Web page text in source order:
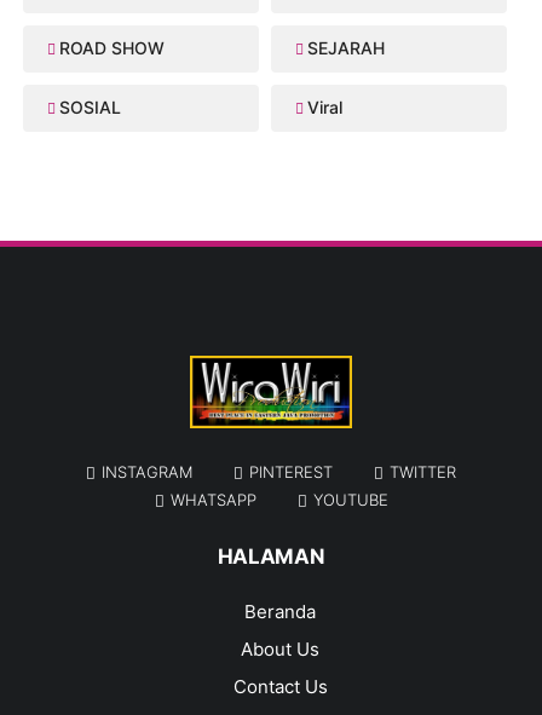
ROAD SHOW SEJARAH
SOSIAL Viral
INSTAGRAM PINTEREST
TWITTER
WHATSAPP
YOUTUBE
HALAMAN
Beranda
About Us
Contact Us